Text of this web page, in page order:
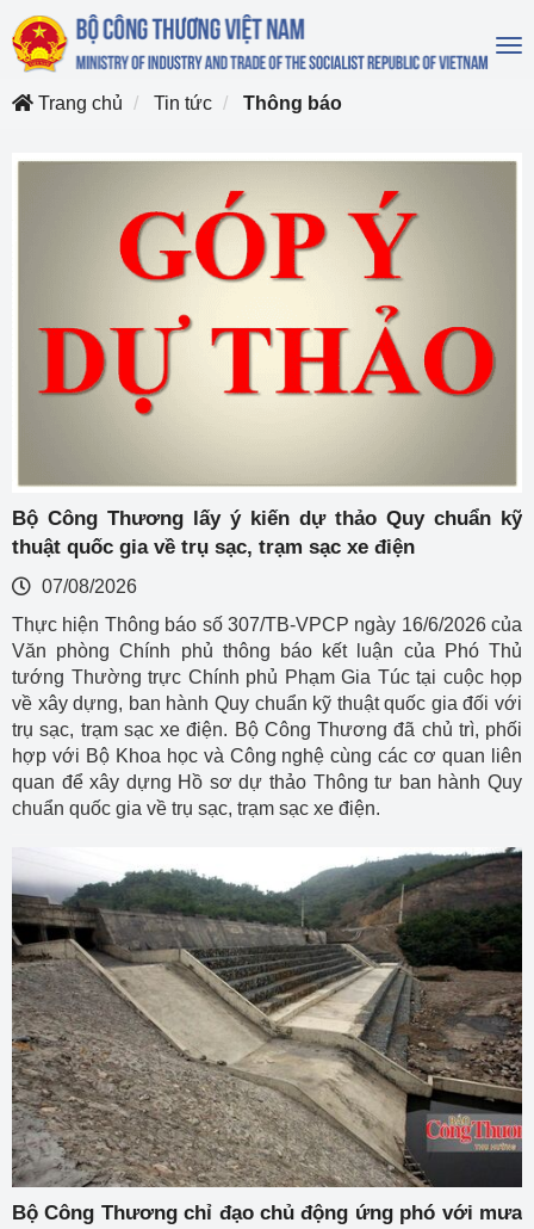
Trang chủ
Tin tức Thông báo
Bộ Công Thương lấy ý kiến dự thảo Quy chuẩn kỹ
thuật quốc gia về trụ sạc, trạm sạc xe điện
07/08/2026
Thực hiện Thông báo số 307/TB-VPCP ngày 16/6/2026 của
Văn phòng Chính phủ thông báo kết luận của Phó Thủ
tướng Thường trực Chính phủ Phạm Gia Túc tại cuộc họp
về xây dựng, ban hành Quy chuẩn kỹ thuật quốc gia đối với
trụ sạc, trạm sạc xe điện. Bộ Công Thương đã chủ trì, phối
hợp với Bộ Khoa học và Công nghệ cùng các cơ quan liên
quan để xây dựng Hồ sơ dự thảo Thông tư ban hành Quy
chuẩn quốc gia về trụ sạc, trạm sạc xe điện.
Bộ Công Thương chỉ đạo chủ động ứng phó với mưa